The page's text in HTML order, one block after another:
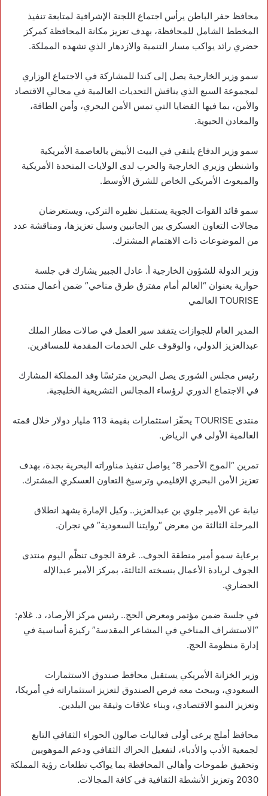
‏محافظ حفر الباطن يرأس اجتماع اللجنة الإشرافية لمتابعة تنفيذ
المخطط الشامل للمحافظة، بهدف تعزيز مكانة المحافظة كمركز
حضري رائد يواكب مسار التنمية والازدهار الذي تشهده المملكة.
‏سمو ‎وزير الخارجية يصل إلى كندا للمشاركة في الاجتماع الوزاري
لمجموعة السبع الذي يناقش التحديات العالمية في مجالي الاقتصاد
والأمن، بما فيها القضايا التي تمس الأمن البحري، وأمن الطاقة،
والمعادن الحيوية.
‏سمو وزير الدفاع يلتقي في البيت الأبيض بالعاصمة الأمريكية
واشنطن‏ وزيري الخارجية والحرب لدى الولايات المتحدة الأمريكية
والمبعوث الأمريكي الخاص للشرق الأوسط.
سمو قائد ‎القوات الجوية يستقبل نظيره التركي، ويستعرضان
مجالات التعاون العسكري بين الجانبين وسبل تعزيزها، ومناقشة عدد
من الموضوعات ذات الاهتمام المشترك.
‏وزير الدولة للشؤون الخارجية أ. عادل الجبير يشارك في جلسة
حوارية بعنوان “العالم أمام مفترق طرق مناخي” ضمن أعمال منتدى
TOURISE العالمي
‏المدير العام للجوازات يتفقد سير العمل في صالات مطار الملك
عبدالعزيز الدولي، والوقوف على الخدمات المقدمة للمسافرين.
‏رئيس مجلس الشورى يصل البحرين مترئسًا وفد المملكة المشارك
في الاجتماع الدوري لرؤساء المجالس التشريعية الخليجية.
‏منتدى TOURISE يحفّز استثمارات بقيمة 113 مليار دولار خلال قمته
العالمية الأولى في الرياض.
‏تمرين “الموج الأحمر 8” يواصل تنفيذ مناوراته البحرية بجدة، بهدف
تعزيز الأمن البحري الإقليمي وترسيخ التعاون العسكري المشترك.
نيابة عن الأمير جلوي بن عبدالعزيز.. وكيل الإمارة يشهد انطلاق
المرحلة الثالثة من معرض “روايتنا السعودية” في نجران.
‏برعاية سمو أمير منطقة الجوف.. غرفة الجوف تنظّم اليوم منتدى
الجوف لريادة الأعمال بنسخته الثالثة، بمركز الأمير عبدالإله
الحضاري.
‏في جلسة ضمن مؤتمر ومعرض الحج.. رئيس مركز الأرصاد، د. غلام:
“الاستشراف المناخي في المشاعر المقدسة” ركيزة أساسية في
إدارة منظومة الحج.
‏وزير الخزانة الأمريكي يستقبل محافظ صندوق الاستثمارات
السعودي، ويبحث معه فرص الصندوق لتعزيز استثماراته في أمريكا،
وتعزيز النمو الاقتصادي، وبناء علاقات وثيقة بين البلدين.
‏محافظ ‎أملج يرعى أولى فعاليات صالون الحوراء الثقافي التابع
لجمعية الأدب والأدباء، لتفعيل الحراك الثقافي ودعم الموهوبين
وتحقيق طموحات وأهالي المحافظة بما يواكب تطلعات رؤية المملكة
2030 وتعزيز الأنشطة الثقافية في كافة المجالات.